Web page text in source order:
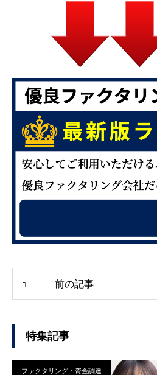
前の記事
特集記事
ファクタリング・資金調達